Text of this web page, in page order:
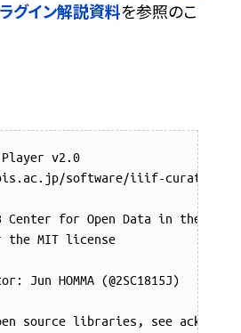
グイン解説資料を参照のこ
v2.0
software/iiif-curation-
Center for Open Data in the
the MIT license
Jun HOMMA (@2SC1815J)
source libraries, see